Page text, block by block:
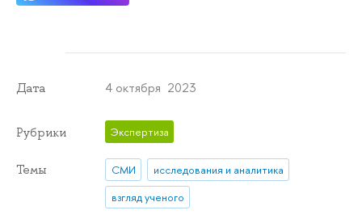
Дата 4 октября 2023
Рубрики Экспертиза
Темы СМИ
исследования и аналитика
взгляд ученого